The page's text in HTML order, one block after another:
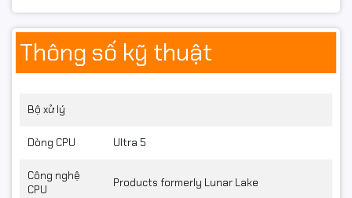
và góc nhìn rộng. Tỷ lệ16:10giúp hiển thị nhiều nội dung
hơn, thuận tiện cho làm việc với văn bản, bảng tính và
duyệt web.
Thông số kỹ thuật
Bộ xử lý
Dòng CPU Ultra 5
Công nghệ
CPU
Products formerly Lunar Lake